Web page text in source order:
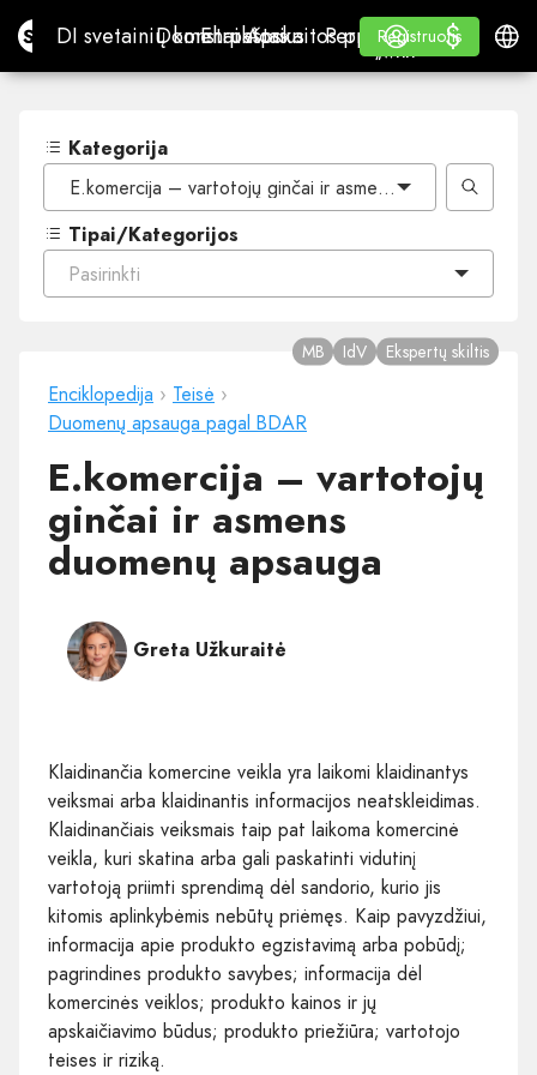
Site.proDI svetainių konstruktorius
DI svetainių konstruktorius
Domenai
DomenaiEl. paštas
El. paštasApskaitos programa
Apskaitos programa
Perpardavėjams
„WHITE LABEL“
Mokymasis
Mokymasis
Registruotis
Registruotis
Prisijungti
$
$
Kategorija
E.komercija – vartotojų ginčai ir asmens duomenų
Tipai/Kategorijos
Pasirinkti
Enciklopedija › Teisė ›
Duomenų apsauga pagal BDAR
E.komercija – vartotojų
ginčai ir asmens
duomenų apsauga
MB IdV Ekspertų skiltis
Greta Užkuraitė
Klaidinančia komercine veikla yra laikomi klaidinantys
veiksmai arba klaidinantis informacijos neatskleidimas.
Klaidinančiais veiksmais taip pat laikoma komercinė
veikla, kuri skatina arba gali paskatinti vidutinį
vartotoją priimti sprendimą dėl sandorio, kurio jis
kitomis aplinkybėmis nebūtų priėmęs. Kaip pavyzdžiui,
informacija apie produkto egzistavimą arba pobūdį;
pagrindines produkto savybes; informacija dėl
komercinės veiklos; produkto kainos ir jų
apskaičiavimo būdus; produkto priežiūra; vartotojo
teises ir riziką.